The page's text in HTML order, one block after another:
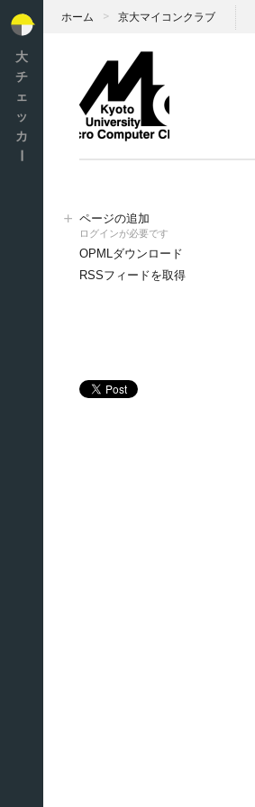
大
チ
ェ
ッ
カ
ホーム 京大マイコンクラブ
ページの追加
ログインが必要です
OPMLダウンロード
RSSフィードを取得